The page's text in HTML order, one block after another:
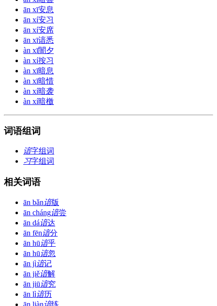
ān xī安息
ān xí安习
ān xí安席
ān xī谙悉
àn xī闇夕
àn xí按习
àn xī暗息
àn xī暗惜
àn xí暗袭
àn xí暗檄
词语组词
谙字组词
习字组词
相关词语
ān bǎn谙版
ān cháng谙尝
ān dá谙达
ān fēn谙分
ān hū谙乎
ān hū谙忽
ān jì谙记
ān jiě谙解
ān jiū谙究
ān lì谙历
ān liàn谙练